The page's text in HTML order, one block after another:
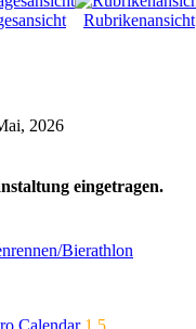
Rubrikenansicht
2026
eingetragen.
Bierathlon
Calendar 1.5